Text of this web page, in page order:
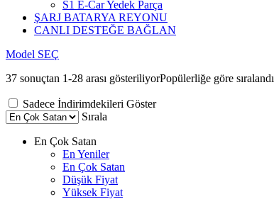
S1 E-Car Yedek Parça
ŞARJ BATARYA REYONU
CANLI DESTEĞE BAĞLAN
Model SEÇ
37 sonuçtan 1-28 arası gösteriliyorPopülerliğe göre sıralandı
Sadece İndirimdekileri Göster
Sırala
En Çok Satan
En Yeniler
En Çok Satan
Düşük Fiyat
Yüksek Fiyat